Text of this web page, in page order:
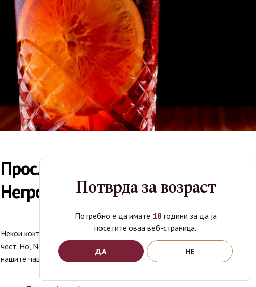
Прославете ја неделата на
Негрони
Некои коктели навистина заслужуваат цела недела во нивна
чест. Но, Negroni не е каков било коктел, затоа ги подигнуваме
нашите чаши…
Потврда за возраст
Потребно е да имате 18 години за да ја
посетите оваа веб-страница.
ДА НЕ